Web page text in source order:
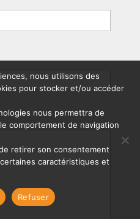
nous utilisons des
pour stocker et/ou accéder
nous permettra de
comportement de navigation
retirer son consentement
caractéristiques et
Refuser